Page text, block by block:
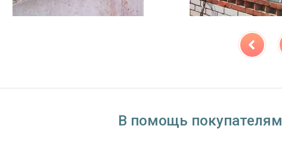
В помощь покупателям